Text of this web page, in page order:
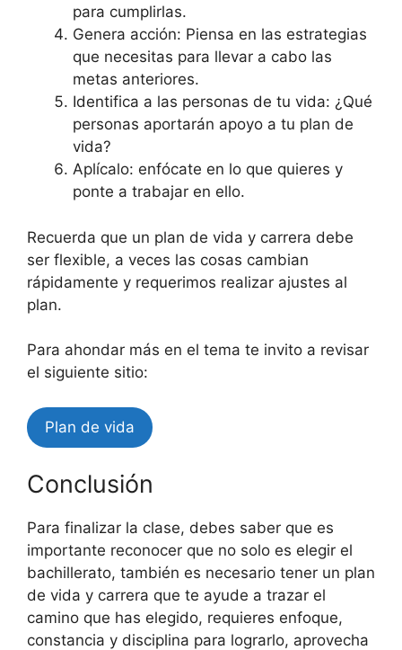
para cumplirlas.
Genera acción: Piensa en las estrategias
que necesitas para llevar a cabo las
metas anteriores.
Identifica a las personas de tu vida: ¿Qué
personas aportarán apoyo a tu plan de
vida?
Aplícalo: enfócate en lo que quieres y
ponte a trabajar en ello.
Recuerda que un plan de vida y carrera debe
ser flexible, a veces las cosas cambian
rápidamente y requerimos realizar ajustes al
plan.
Para ahondar más en el tema te invito a revisar
el siguiente sitio:
Plan de vida
Conclusión
Para finalizar la clase, debes saber que es
importante reconocer que no solo es elegir el
bachillerato, también es necesario tener un plan
de vida y carrera que te ayude a trazar el
camino que has elegido, requieres enfoque,
constancia y disciplina para lograrlo, aprovecha